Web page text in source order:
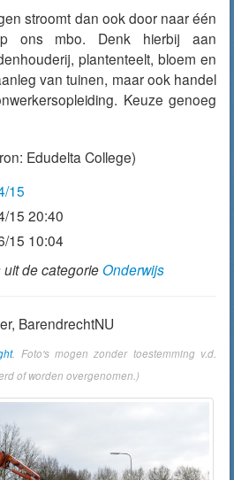
stroomt dan ook door naar één
ons mbo. Denk hierbij aan
plantenteelt, bloem en
van tuinen, maar ook handel
Keuze genoeg
Edudelta College)
15
15 20:40
15 10:04
de categorieOnderwijs
BarendrechtNU
. Foto's mogen zonder toestemming v.d.
of worden overgenomen.)